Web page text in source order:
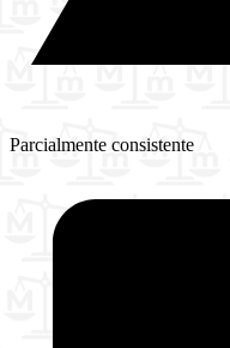
Parcialmente consistente